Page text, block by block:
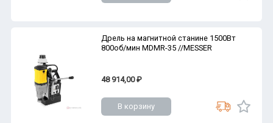
Дрель на магнитной станине 1500Вт
800об/мин MDMR-35 //MESSER
48 914,00 ₽
В корзину